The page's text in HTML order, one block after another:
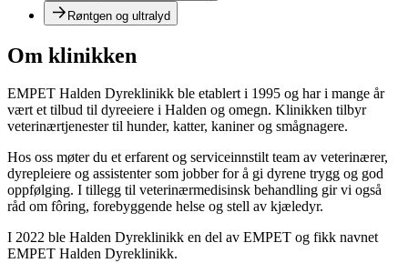
Røntgen og ultralyd
Om klinikken
EMPET Halden Dyreklinikk ble etablert i 1995 og har i mange år
vært et tilbud til dyreeiere i Halden og omegn. Klinikken tilbyr
veterinærtjenester til hunder, katter, kaniner og smågnagere.
Hos oss møter du et erfarent og serviceinnstilt team av veterinærer,
dyrepleiere og assistenter som jobber for å gi dyrene trygg og god
oppfølging. I tillegg til veterinærmedisinsk behandling gir vi også
råd om fôring, forebyggende helse og stell av kjæledyr.
I 2022 ble Halden Dyreklinikk en del av EMPET og fikk navnet
EMPET Halden Dyreklinikk.